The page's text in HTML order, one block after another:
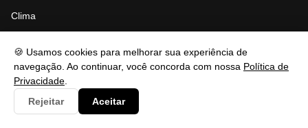
🍪 Usamos cookies para melhorar sua experiência de
navegação. Ao continuar, você concorda com nossa Política de
Privacidade
Rejeitar
Aceitar
Clima
Cultura
Documento
Economia